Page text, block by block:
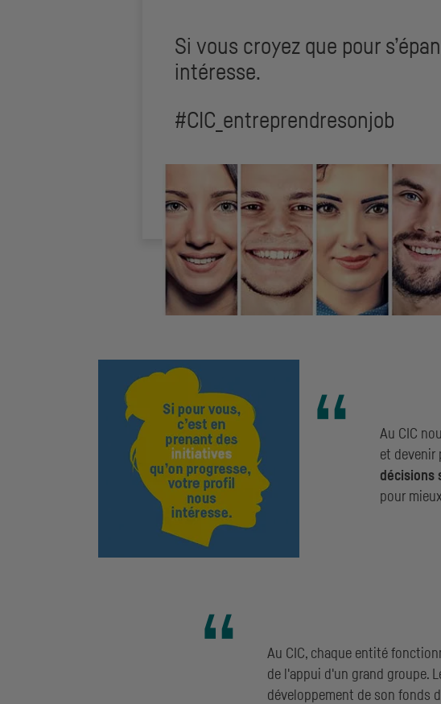
Si vous croyez que pour
intéresse.
#CIC_entreprendresonjob
Au CIC
et devenir
décisions
pour
Au CIC, chaque entité
de l'appui d'un grand groupe.
développement de son fonds